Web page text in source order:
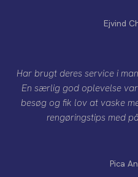
Ejvind
Har brugt deres service i
En særlig god oplevelse
besøg og fik lov at vaske
rengøringstips med
Pica